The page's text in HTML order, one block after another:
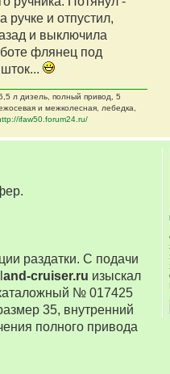
ручке и отпустил,
и выключила
флянец под
л дизель, полный привод, 5
и межколесная, лебедка,
ifaw50.forum24.ru/
раздатки. С подачи
and-cruiser.ru изыскал
№ 017425
35, внутренний
полного привода